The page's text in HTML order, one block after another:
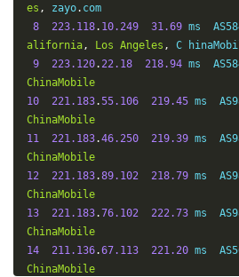
es , zayo. com
8
223.118. 10.249 31.69 ms
alifornia, Los Angeles ,
C
9
223.120.22.18 218.94 ms
ChinaMobile
10
221.183.55.106 219.45 ms
ChinaMobile
11
221.183.46.250 219.39 ms
ChinaMobile
12
221.183.89.102 218.79 ms
ChinaMobile
13
221.183.76.102 222.73 ms
ChinaMobile
14
211.136.67.113 221.20 ms
ChinaMobile